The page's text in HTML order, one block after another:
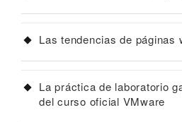
Las tendencias de páginas
La práctica de laboratorio
del curso oficial VMware